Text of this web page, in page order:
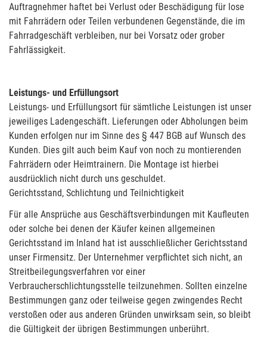
Auftragnehmer haftet bei Verlust oder Beschädigung für lose
mit Fahrrädern oder Teilen verbundenen Gegenstände, die im
Fahrradgeschäft verbleiben, nur bei Vorsatz oder grober
Fahrlässigkeit.
Leistungs- und Erfüllungsort
Leistungs- und Erfüllungsort für sämtliche Leistungen ist unser
jeweiliges Ladengeschäft. Lieferungen oder Abholungen beim
Kunden erfolgen nur im Sinne des § 447 BGB auf Wunsch des
Kunden. Dies gilt auch beim Kauf von noch zu montierenden
Fahrrädern oder Heimtrainern. Die Montage ist hierbei
ausdrücklich nicht durch uns geschuldet.
Gerichtsstand, Schlichtung und Teilnichtigkeit
Für alle Ansprüche aus Geschäftsverbindungen mit Kaufleuten
oder solche bei denen der Käufer keinen allgemeinen
Gerichtsstand im Inland hat ist ausschließlicher Gerichtsstand
unser Firmensitz. Der Unternehmer verpflichtet sich nicht, an
Streitbeilegungsverfahren vor einer
Verbraucherschlichtungsstelle teilzunehmen. Sollten einzelne
Bestimmungen ganz oder teilweise gegen zwingendes Recht
verstoßen oder aus anderen Gründen unwirksam sein, so bleibt
die Gültigkeit der übrigen Bestimmungen unberührt.